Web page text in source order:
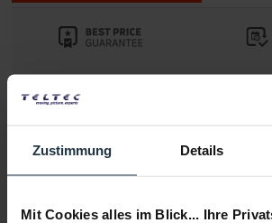
Zustimmung Details
Mit Cookies alles im Blick... Ihre
Delivery time: